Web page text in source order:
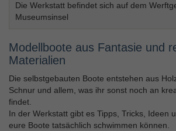
Die Werkstatt befindet sich auf dem
Museumsinsel
Modellboote aus Fantasie und
Materialien
Die selbstgebauten Boote entstehen aus
Schnur und allem, was ihr sonst noch an
findet.
In der Werkstatt gibt es Tipps, Tricks, Ideen
eure Boote tatsächlich schwimmen können.